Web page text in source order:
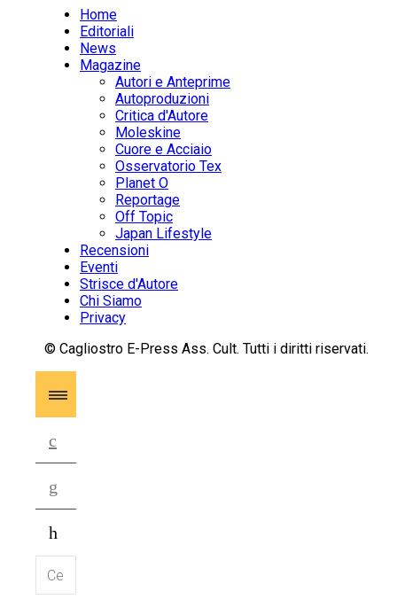
Home
Editoriali
News
Magazine
Autori e Anteprime
Autoproduzioni
Critica d'Autore
Moleskine
Cuore e Acciaio
Osservatorio Tex
Planet O
Reportage
Off Topic
Japan Lifestyle
Recensioni
Eventi
Strisce d'Autore
Chi Siamo
Privacy
© Cagliostro E-Press Ass. Cult. Tutti i diritti riservati.